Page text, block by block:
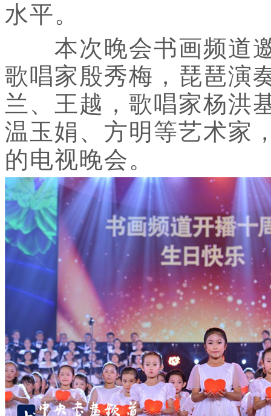
水平。
本次晚会书画频道邀
歌唱家殷秀梅，琵琶演
兰、王越，歌唱家杨洪
温玉娟、方明等艺术家
的电视晚会。